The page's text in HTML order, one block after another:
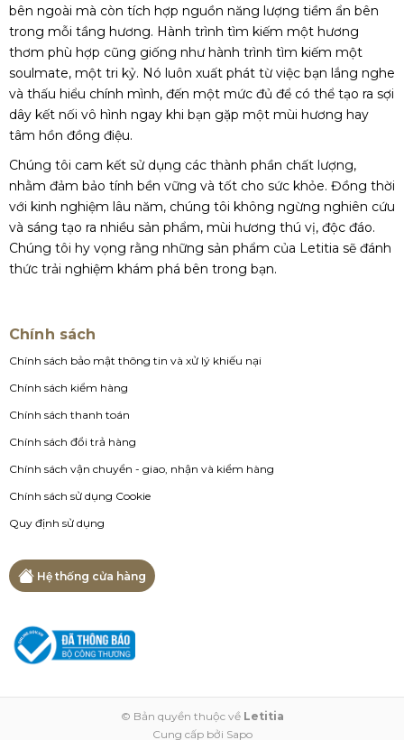
bên ngoài mà còn tích hợp nguồn năng lượng tiềm ẩn bên
trong mỗi tầng hương. Hành trình tìm kiếm một hương
thơm phù hợp cũng giống như hành trình tìm kiếm một
soulmate, một tri kỷ. Nó luôn xuất phát từ việc bạn lắng nghe
và thấu hiểu chính mình, đến một mức đủ để có thể tạo ra sợi
dây kết nối vô hình ngay khi bạn gặp một mùi hương hay
tâm hồn đồng điệu.
Chúng tôi cam kết sử dụng các thành phần chất lượng,
nhằm đảm bảo tính bền vững và tốt cho sức khỏe. Đồng thời
với kinh nghiệm lâu năm, chúng tôi không ngừng nghiên cứu
và sáng tạo ra nhiều sản phẩm, mùi hương thú vị, độc đáo.
Chúng tôi hy vọng rằng những sản phẩm của Letitia sẽ đánh
thức trải nghiệm khám phá bên trong bạn.
Chính sách
Chính sách bảo mật thông tin và xử lý khiếu nại
Chính sách kiểm hàng
Chính sách thanh toán
Chính sách đổi trả hàng
Chính sách vận chuyển - giao, nhận và kiểm hàng
Chính sách sử dụng Cookie
Quy định sử dụng
Hệ thống cửa hàng
© Bản quyền thuộc về Letitia
Cung cấp bởi Sapo